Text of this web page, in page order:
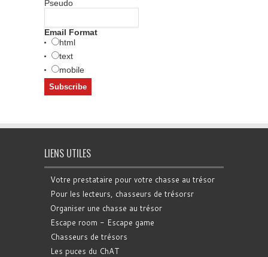
Pseudo
Email Format
html
text
mobile
LIENS UTILES
Votre prestataire pour votre chasse au trésor
Pour les lecteurs, chasseurs de trésorsr
Organiser une chasse au trésor
Escape room - Escape game
Chasseurs de trésors
Les puces du ChAT